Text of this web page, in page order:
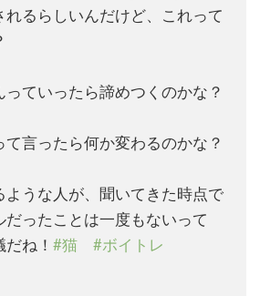
れるらしいんだけど、これって
っていったら諦めつくのかな？
て言ったら何か変わるのかな？
ような人が、聞いてきた時点で
だったことは一度もないって
ね！ #猫 #ボイトレ